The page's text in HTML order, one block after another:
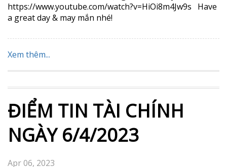
https://www.youtube.com/watch?v=HiOi8m4Jw9s Have
a great day & may mắn nhé!
Xem thêm...
ĐIỂM TIN TÀI CHÍNH
NGÀY 6/4/2023
Apr 06, 2023